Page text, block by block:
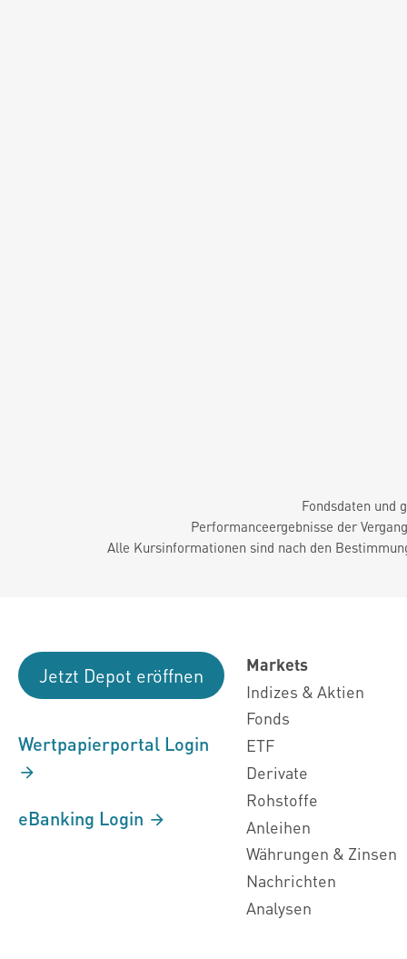
Fondsdaten und
Performanceergebnisse der
Alle Kursinformationen sind nach den
Jetzt Depot eröffnen
Wertpapierportal Login
eBanking Login
Markets
Indizes & Aktien
Fonds
ETF
Derivate
Rohstoffe
Anleihen
Währungen & Zinsen
Nachrichten
Analysen